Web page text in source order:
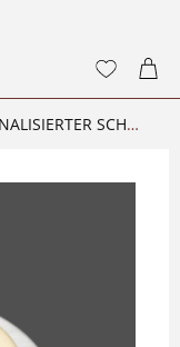
NAMENSKETTE PERSONALISIERTER SCHMUCK GRAVUR KETTE MIT NAMEN ZUSAMMEN SILBERSCHMUCK